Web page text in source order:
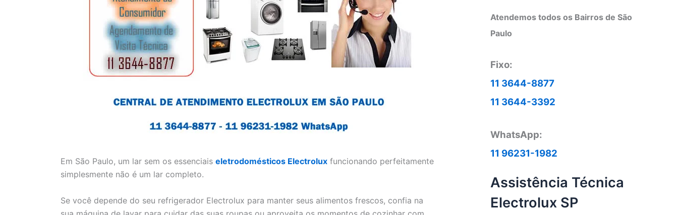
Em São Paulo, um lar sem os essenciais eletrodomésticos Electrolux funcionando perfeitamente
simplesmente não é um lar completo.
Se você depende do seu refrigerador Electrolux para manter seus alimentos frescos, confia na
Atendemos todos os Bairros de São
Paulo
Fixo:
11 3644-8877
11 3644-3392
WhatsApp:
11 96231-1982
Assistência Técnica
Electrolux SP